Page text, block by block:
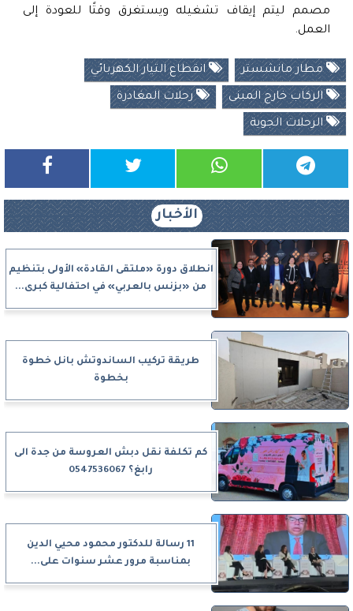
مصمم ليتم إيقاف تشغيله ويستغرق وقتًا للعودة إلى
العمل.
مطار مانشستر انقطاع التيار الكهربائي
الركاب خارج المبنى رحلات المغادرة
الرحلات الجوية
الأخبار
انطلاق دورة «ملتقى القادة» الأولى بتنظيم
من «بزنس بالعربي» في احتفالية كبرى...
طريقة تركيب الساندوتش بانل خطوة
بخطوة
كم تكلفة نقل دبش العروسة من جدة الى
رابغ؟ 0547536067
11 رسالة للدكتور محمود محيي الدين
بمناسبة مرور عشر سنوات على...